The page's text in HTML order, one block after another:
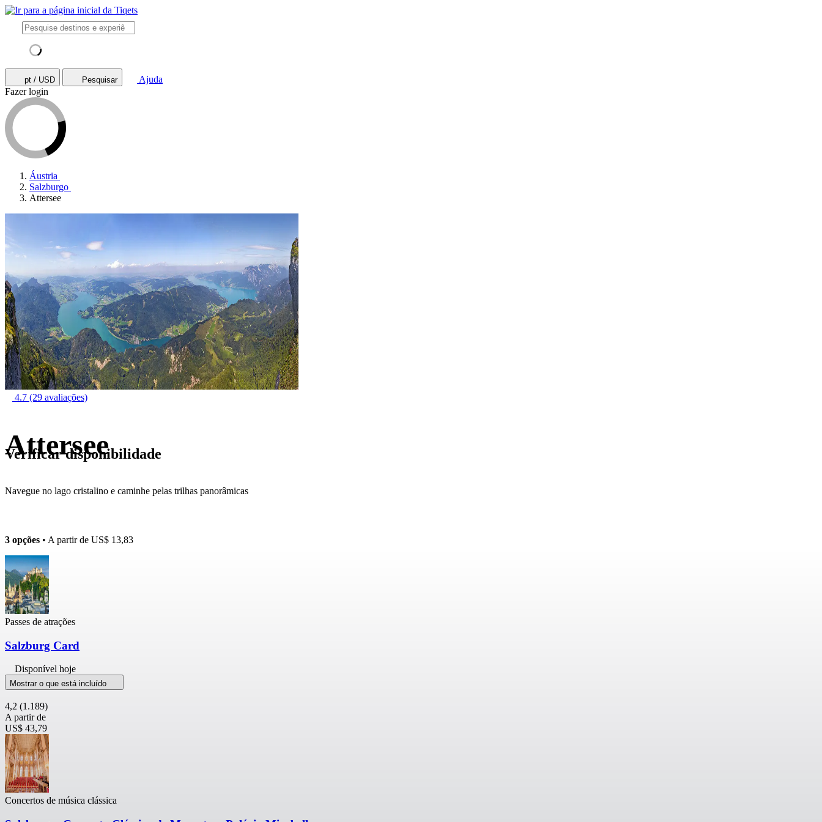
pt / USD Pesquisar
Ajuda
Fazer login
Áustria
Salzburgo
Attersee
4.7 (29 avaliações)
Attersee
Navegue no lago cristalino e caminhe pelas trilhas panorâmicas
Verificar disponibilidade
3 opções • A partir de US$ 13,83
Passes de atrações
Salzburg Card
Disponível hoje
Mostrar o que está incluído
4,2 (1.189)
A partir de
US$ 43,79
Concertos de música clássica